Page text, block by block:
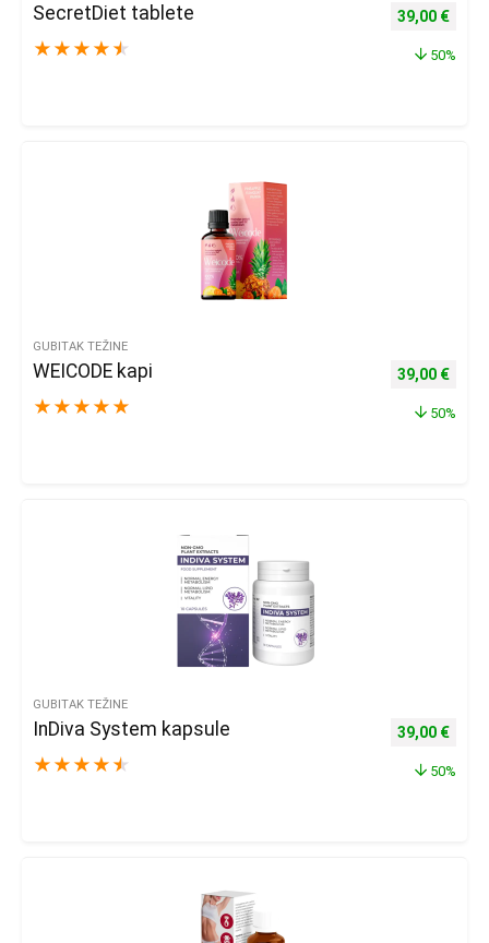
SecretDiet tablete
★ ★ ★ ★ ★
Izvorna
39,00 €
50%
GUBITAK TEŽINE
WEICODE kapi
★ ★ ★ ★ ★
Izvorna
39,00 €
50%
GUBITAK TEŽINE
InDiva System kapsule
★ ★ ★ ★ ★
Izvorna
39,00 €
50%